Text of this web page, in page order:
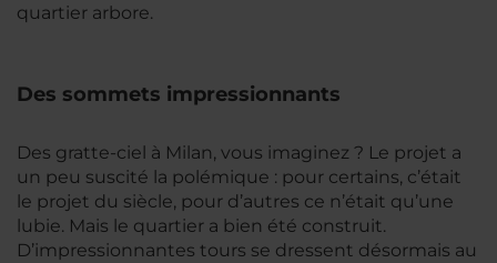
quartier arbore.
Des sommets impressionnants
Des gratte-ciel à Milan, vous imaginez ? Le projet a
un peu suscité la polémique : pour certains, c’était
le projet du siècle, pour d’autres ce n’était qu’une
lubie. Mais le quartier a bien été construit.
D’impressionnantes tours se dressent désormais au